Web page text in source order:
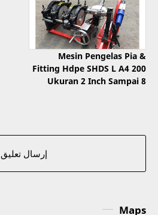
Mesin Pengelas Pia &
Fitting Hdpe SHDS L A4 200
Ukuran 2 Inch Sampai 8
إرسال تعليق
Maps